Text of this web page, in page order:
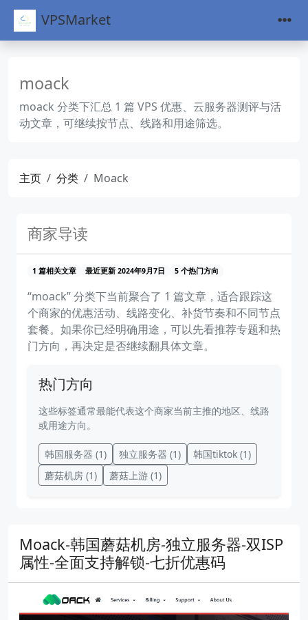
VPSMarket
moack
moack 分类下汇总 1 篇 VPS 优惠、云服务器测评与活
动文章，可继续按节点、线路和用途筛选。
主页 分类 Moack
商家导读
1 篇相关文章 最近更新 2024年9月7日 5 个热门方向
“moack” 分类下当前聚合了 1 篇文章，适合跟踪这
个商家的优惠活动、线路变化、补货节奏和不同节点
套餐。如果你已经明确用途，可以先看推荐专题和热
门方向，再决定是否继续翻具体文章。
热门方向
这些标签通常最能代表这个商家当前主推的地区、线路
或用途方向。
韩国服务器 (1) 独立服务器 (1) 韩国tiktok (1)
蘑菇机房 (1) 蘑菇上游 (1)
Moack-韩国蘑菇机房-独立服务器-双ISP
属性-全面支持解锁-七折优惠码